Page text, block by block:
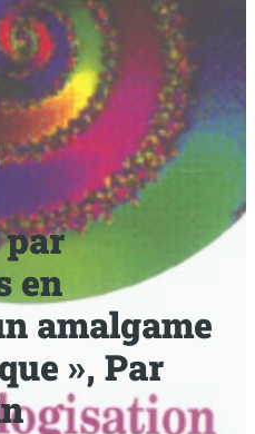
par
en
amalgame
», Par